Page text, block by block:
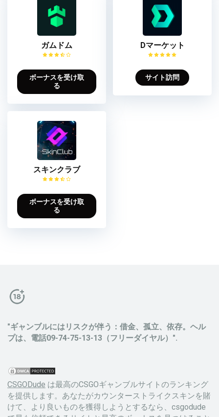
ガムドム
ボーナスを受け取
る
Dマーケット
サイト訪問
スキンクラブ
ボーナスを受け取
る
"ギャンブルにはリスクが伴う：借金、孤立、依存。ヘル
プは、電話09-74-75-13-13（フリーダイヤル）".
CSGODude は最高のCSGOギャンブルサイトのランキング
を提供します。あなたがカウンターストライクスキンを賭
けて、より良いものを獲得しようとするなら、csgodude